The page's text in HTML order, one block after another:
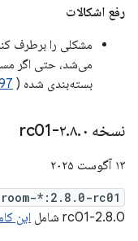
رفع اشکالات
مشکلی را برطرف
می‌شد، حتی اگر
بسته‌بندی شده (
نسخه ۲ .۸.۰-rc01
۱۳ آگوست ۲۰۲۵
*:2.8.0-rc01
2.8.0-rc01 شامل
این